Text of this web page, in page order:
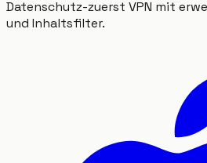
Datenschutz-zuerst VPN mit
und Inhaltsfilter.